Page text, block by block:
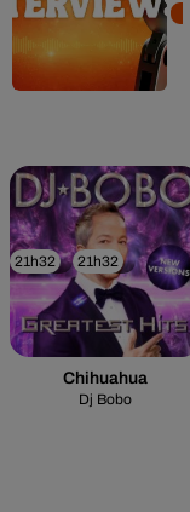
21h32 21h32
Dj Bobo
Chihuahua